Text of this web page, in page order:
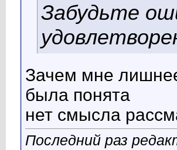
Забудьте
Зачем мне
была понята
нет смысла
Последний раз